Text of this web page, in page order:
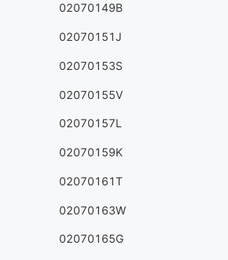
02070149B
02070151J
02070153S
02070155V
02070157L
02070159K
02070161T
02070163W
02070165G